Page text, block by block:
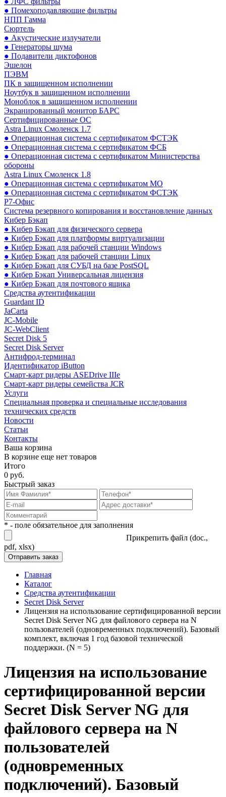
● Помехоподавляющие фильтры
НПП Гамма
Сюртель
● Акустические излучатели
● Генераторы шума
● Подавители диктофонов
Эшелон
ПЭВМ
ПК в защищенном исполнении
Ноутбук в защищенном исполнении
Моноблок в защищенном исполнении
Экранированный монитор БАРС
Сертифицированные ОС
Astra Linux Смоленск 1.7
● Операционная система с сертификатом ФСТЭК
● Операционная система с сертификатом ФСБ
● Операционная система с сертификатом Министерства
обороны
Astra Linux Смоленск 1.8
● Операционная система с сертификатом МО
● Операционная система с сертификатом ФСТЭК
Р7-Офис
Система резервного копирования и восстановление данных
Кибер Бэкап
● Кибер Бэкап для физического сервера
● Кибер Бэкап для платформы виртуализации
● Кибер Бэкап для рабочей станции Windows
● Кибер Бэкап для рабочей станции Linux
● Кибер Бэкап для СУБД на базе PostSQL
● Кибер Бэкап Универсальная лицензия
● Кибер Бэкап для почтового ящика
Средства аутентификации
Guardant ID
JaCarta
JC-Mobile
JC-WebClient
Secret Disk 5
Secret Disk Server
Антифрод-терминал
Идентификатор iButton
Смарт-карт ридеры ASEDrive IIIe
Смарт-карт ридеры семейства JCR
Услуги
Специальная проверка и специальные исследования
технических средств
Новости
Статьи
Контакты
Ваша корзина
В корзине еще нет товаров
Итого
0 руб.
Быстрый заказ
* - поле обязательное для заполнения
Прикрепить файл (doc.,
pdf, xlsx)
Главная
Каталог
Средства аутентификации
Secret Disk Server
Лицензия на использование сертифицированной версии
Secret Disk Server NG для файлового сервера на N
пользователей (одновременных подключений). Базовый
комплект, включая 1 год базовой технической
поддержки. (N = 5)
Лицензия на использование
сертифицированной версии
Secret Disk Server NG для
файлового сервера на N
пользователей
(одновременных
подключений). Базовый